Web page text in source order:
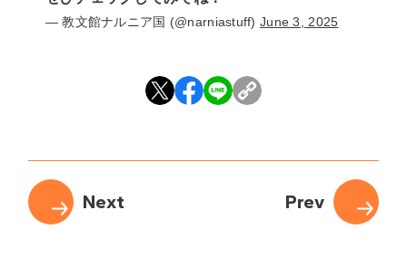
— 教文館ナルニア国 (@narniastuff)June 3, 2025